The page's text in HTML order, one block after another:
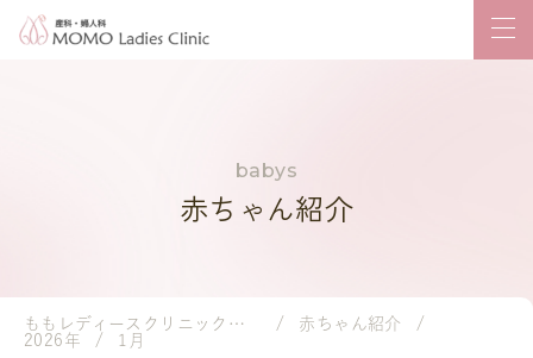
赤ちゃん紹介
ももレディースクリニック｜岡山市の産婦人科・小児科
赤ちゃん紹介
2026年
1月